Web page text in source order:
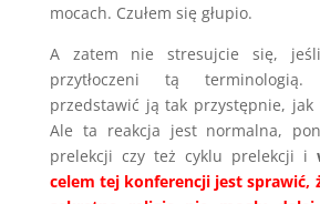
mocach. Czułem się głupio.
A zatem nie stresujcie się,
przytłoczeni tą
przedstawić ją tak przystępnie, jak
Ale ta reakcja jest normalna,
prelekcji czy też cyklu prelekcji i
celem tej konferencji jest sprawić,